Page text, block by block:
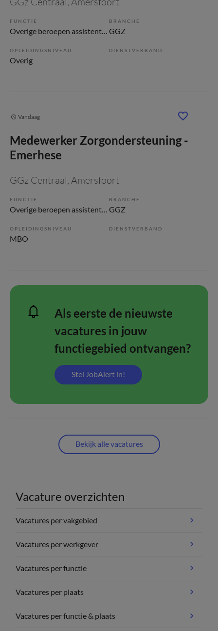
FUNCTIE
Overige beroepen assistenten
BRANCHE
GGZ
OPLEIDINGSNIVEAU
Overig
DIENSTVERBAND
Vandaag
Medewerker Zorgondersteuning -
Emerhese
GGz Centraal, Amersfoort
FUNCTIE
Overige beroepen assistenten
BRANCHE
GGZ
OPLEIDINGSNIVEAU
MBO
DIENSTVERBAND
Als eerste de nieuwste
vacatures in jouw
functiegebied ontvangen?
Stel JobAlert in!
Bekijk alle vacatures
Vacature overzichten
Vacatures per vakgebied
Vacatures per werkgever
Vacatures per functie
Vacatures per plaats
Vacatures per functie & plaats